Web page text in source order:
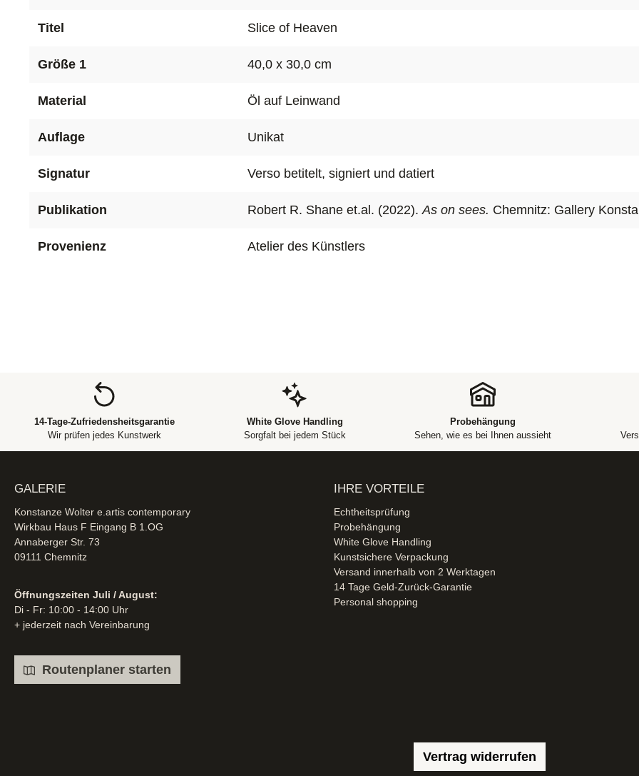
gleichzeitig
Titel Slice of Heaven
Größe 1 40,0 x 30,0 cm
Material Öl auf Leinwand
Auflage Unikat
Signatur Verso betitelt, signiert und datiert
Publikation Robert R. Shane et.al. (2022).As on sees. Chemnitz: Gallery
Provenienz Atelier des Künstlers
14-Tage-Zufriedensheitsgarantie
Wir prüfen jedes Kunstwerk
White Glove Handling
Sorgfalt bei jedem Stück
Probehängung
Sehen, wie es bei Ihnen aussieht
GALERIE
Konstanze Wolter e.artis contemporary
Wirkbau Haus F Eingang B 1.OG
Annaberger Str. 73
09111 Chemnitz
Öffnungszeiten Juli / August:
Di - Fr: 10:00 - 14:00 Uhr
+ jederzeit nach Vereinbarung
Routenplaner starten
IHRE VORTEILE
Echtheitsprüfung
Probehängung
White Glove Handling
Kunstsichere Verpackung
Versand innerhalb von 2 Werktagen
14 Tage Geld-Zurück-Garantie
Personal shopping
Vertrag widerrufen